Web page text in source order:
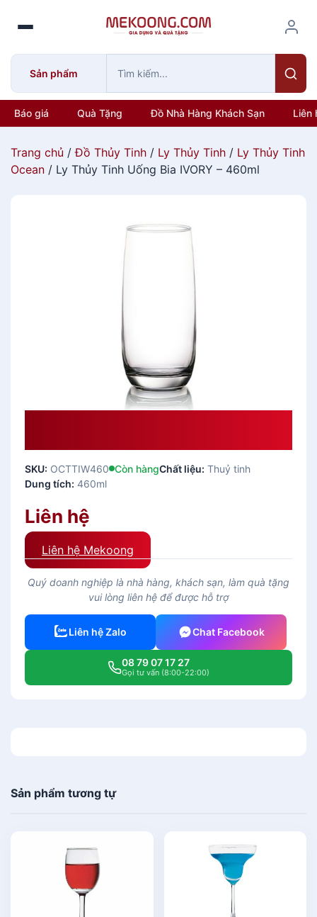
o
Sản phẩm
Báo giá Quà Tặng Đồ Nhà Hàng Khách Sạn Liên
Trang chủ /Đồ Thủy Tinh / Ly Thủy Tinh / Ly Thủy Tinh
Ocean / Ly Thủy Tinh Uống Bia IVORY – 460ml
SKU: OCTTIW460 Còn hàngChất liệu: Thuỷ tinh
Dung tích: 460ml
Liên hệ
Liên hệ Mekoong
Quý doanh nghiệp là nhà hàng, khách sạn, làm quà tặng
vui lòng liên hệ để được hỗ trợ
Liên hệ Zalo Chat Facebook
08 79 07 17 27
Gọi tư vấn (8:00-22:00)
Sản phẩm tương tự